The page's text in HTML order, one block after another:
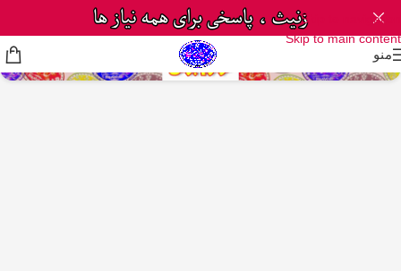
Skip to navigation
Skip to main content
منو